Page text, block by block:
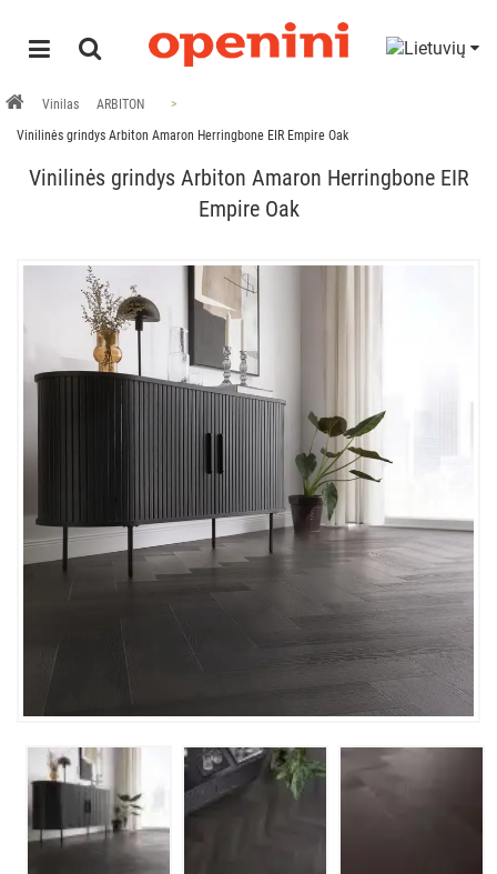
Vinilas
ARBITON
Vinilinės grindys Arbiton Amaron Herringbone EIR Empire Oak
Vinilinės grindys Arbiton Amaron Herringbone EIR
Empire Oak